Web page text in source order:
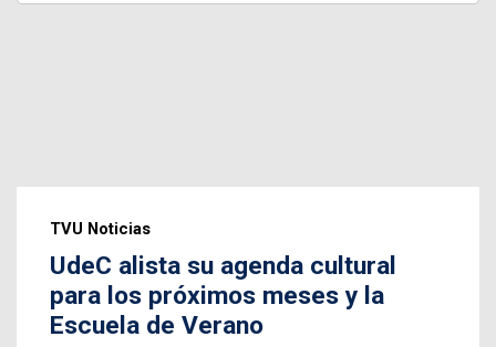
TVU Noticias
UdeC alista su agenda cultural
para los próximos meses y la
Escuela de Verano